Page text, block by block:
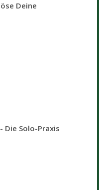
Deine
Die Solo-Praxis